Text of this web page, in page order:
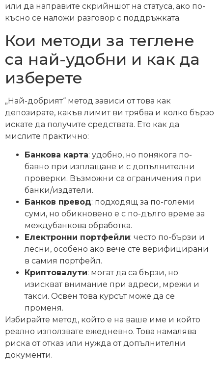
или да направите скрийншот на статуса, ако по-
късно се наложи разговор с поддръжката.
Кои методи за теглене
са най-удобни и как да
изберете
„Най-добрият“ метод зависи от това как
депозирате, какъв лимит ви трябва и колко бързо
искате да получите средствата. Ето как да
мислите практично:
Банкова карта: удобно, но понякога по-
бавно при изплащане и с допълнителни
проверки. Възможни са ограничения при
банки/издатели.
Банков превод: подходящ за по-големи
суми, но обикновено е с по-дълго време за
междубанкова обработка.
Електронни портфейли: често по-бързи и
лесни, особено ако вече сте верифицирани
в самия портфейл.
Криптовалути: могат да са бързи, но
изискват внимание при адреси, мрежи и
такси. Освен това курсът може да се
променя.
Избирайте метод, който е на ваше име и който
реално използвате ежедневно. Това намалява
риска от отказ или нужда от допълнителни
документи.